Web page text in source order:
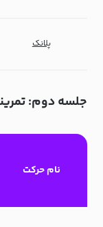
پلانک
جلسه دوم:
نام حرکت